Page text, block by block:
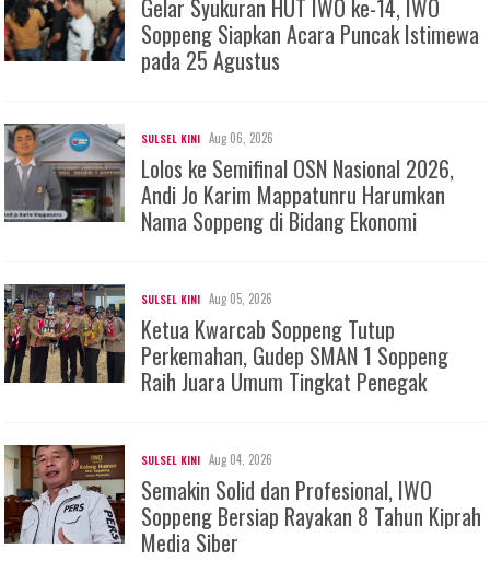
Gelar Syukuran HUT IWO ke-14, IWO
Soppeng Siapkan Acara Puncak Istimewa
pada 25 Agustus
SULSEL KINI Aug 06, 2026
Lolos ke Semifinal OSN Nasional 2026,
Andi Jo Karim Mappatunru Harumkan
Nama Soppeng di Bidang Ekonomi
SULSEL KINI Aug 05, 2026
Ketua Kwarcab Soppeng Tutup
Perkemahan, Gudep SMAN 1 Soppeng
Raih Juara Umum Tingkat Penegak
SULSEL KINI Aug 04, 2026
Semakin Solid dan Profesional, IWO
Soppeng Bersiap Rayakan 8 Tahun Kiprah
Media Siber